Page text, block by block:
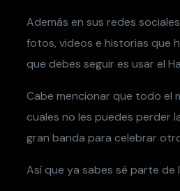
Además en sus redes
fotos, videos e historias que
que debes seguir es usar el
Cabe mencionar que todo el
cuales no les puedes perder
gran banda para celebrar
Así que ya sabes sé parte de